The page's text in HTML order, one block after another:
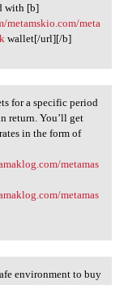
with [b]
metamskio.com/meta
wallet[/url][/b]
for a specific period
return. You’ll get
in the form of
metamas
metamas
environment to buy